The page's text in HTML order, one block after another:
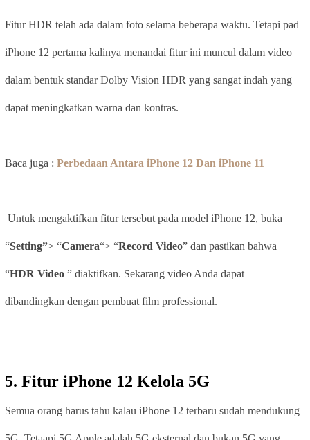
Fitur HDR telah ada dalam foto selama beberapa waktu. Tetapi pad
iPhone 12 pertama kalinya menandai fitur ini muncul dalam video
dalam bentuk standar Dolby Vision HDR yang sangat indah yang
dapat meningkatkan warna dan kontras.
Baca juga : Perbedaan Antara iPhone 12 Dan iPhone 11
Untuk mengaktifkan fitur tersebut pada model iPhone 12, buka
“Setting”> “Camera“> “Record Video” dan pastikan bahwa
“HDR Video ” diaktifkan. Sekarang video Anda dapat
dibandingkan dengan pembuat film professional.
5. Fitur iPhone 12 Kelola 5G
Semua orang harus tahu kalau iPhone 12 terbaru sudah mendukung